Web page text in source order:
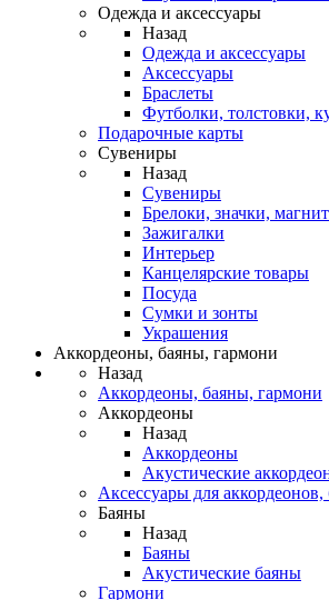
Одежда и аксессуары
Назад
Одежда и аксессуары
Аксессуары
Браслеты
Футболки, толстовки,
Подарочные карты
Сувениры
Назад
Сувениры
Брелоки, значки,
Зажигалки
Интерьер
Канцелярские товары
Посуда
Сумки и зонты
Украшения
Аккордеоны, баяны, гармони
Назад
Аккордеоны, баяны, гармони
Аккордеоны
Назад
Аккордеоны
Акустические
Аксессуары для
Баяны
Назад
Баяны
Акустические баяны
Гармони